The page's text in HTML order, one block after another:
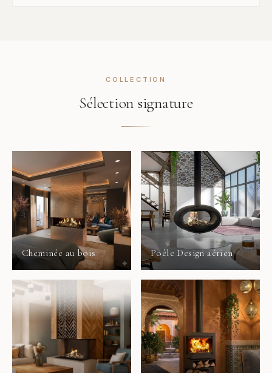
COLLECTION
Sélection signature
Cheminée au bois Poêle Design aérien